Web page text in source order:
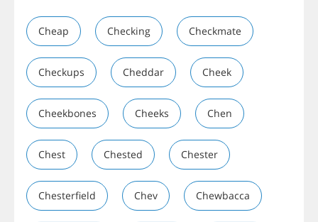
Cheap Checking Checkmate
Checkups Cheddar Cheek
Cheekbones Cheeks Chen
Chest Chested Chester
Chesterfield Chev Chewbacca